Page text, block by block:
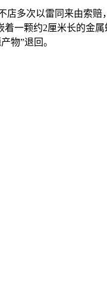
多次以雷同来由索赔
一颗约2厘米长的金
物”退回。